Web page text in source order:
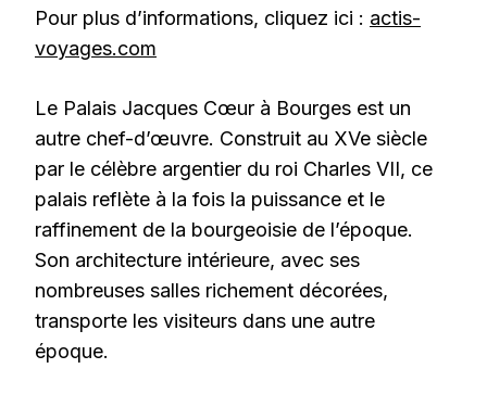
Pour plus d’informations, cliquez ici : actis-
voyages.com
Le Palais Jacques Cœur à Bourges est un
autre chef-d’œuvre. Construit au XVe siècle
par le célèbre argentier du roi Charles VII, ce
palais reflète à la fois la puissance et le
raffinement de la bourgeoisie de l’époque.
Son architecture intérieure, avec ses
nombreuses salles richement décorées,
transporte les visiteurs dans une autre
époque.